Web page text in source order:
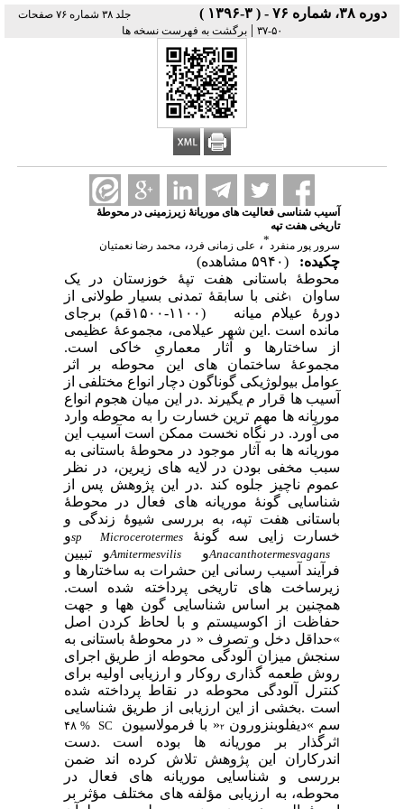
دوره ۳۸، شماره ۷۶ - ( ۳-۱۳۹۶ )
جلد ۳۸ شماره ۷۶ صفحات
۵۰-۳۷
| برگشت به فهرست نسخه ها
آسیب شناسی فعالیت های موریانۀ زیرزمینی در محوطۀ
تاریخی هفت تپه
سرور پور منفرد*، علی زمانی فرد، محمد رضا نعمتیان
چکیده:
(۵۹۴۰ مشاهده)
محوطۀ
باستانی هفت تپۀ خوزستان در
یک
ساوان
۱غنی با سابقۀ تمدنی بسیار طولانی
از
دورۀ
عیلام میانه ۱۵۰۰-۱۱۰۰)قم) بر­ جای
مانده
است . این شهر عیلامی، مجموعۀ عظیمی
از
ساختارها و آثار معماریِ خاکی است.
مجموعۀ
ساختمان های این محوطه بر
اثر
عوامل بیولوژیکی گوناگون دچار انواع مختلفی از
آسیب ها قرار م یگیرند .در این میان هجوم انواع
موریانه ها مهم ترین خسارت را به محوطه وارد
می آورد. در نگاه نخست ممکن است آسیب
این
موریانه ها به آثار موجود در محوطۀ باستانی به
سبب مخفی بودن در لایه های زیرین، در
نظر
عموم ناچیز جلوه کند .در این پژوهش پس
از
شناسایی گونۀ موریانه های فعال در
محوطۀ
باستانی هفت تپه، به بررسی شیوۀ زندگی و
خسارت
زایی سه گونۀ Microcerotermes
spو
Anacanthotermesvagansو Amitermesvilisو
تبیین
فرآیند
آسیب رسانی این حشرات به ساختارها و
زیرساخت
های تاریخی پرداخته شده است.
همچنین بر اساس شناسایی گون هها و جهت
حفاظت
از اکوسیستم و با لحاظ کردن
اصل
«حداقل دخل و تصرف » در محوطۀ باستانی به
سنجش میزان آلودگی محوطه از طریق
اجرای
روش طعمه گذاری روکار و ارزیابی اولیه برای
کنترل
آلودگی محوطه در نقاط پرداخته شده
است .بخشی از این ارزیابی از طریق شناسایی
سم «دیفلوبنزورون ۲» با فرمولاسیون SCا ۴۸ %
اثرگذار بر موریانه ها بوده است .دست
اندرکاران
این پژوهش تلاش کرده اند
ضمن
بررسی
و شناسایی موریانه های فعال
در
محوطه، به ارزیابی مؤلفه های مختلف مؤثر
بر